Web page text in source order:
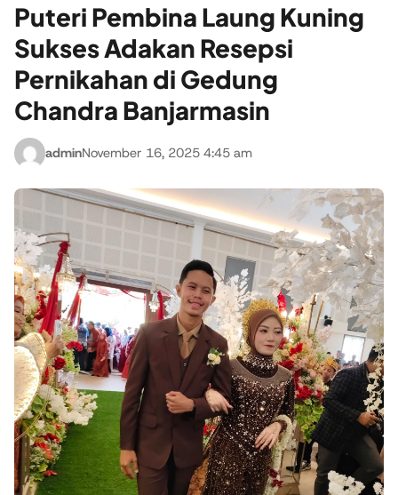
Puteri Pembina Laung Kuning
Sukses Adakan Resepsi
Pernikahan di Gedung
Chandra Banjarmasin
adminNovember 16, 2025 4:45 am